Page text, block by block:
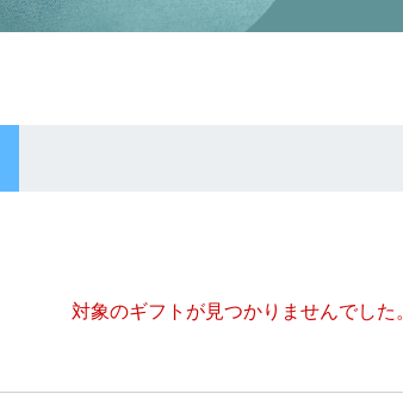
対象のギフトが見つかりませんでした。